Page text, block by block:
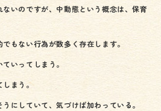
いのですが、中動態という概念は、保育
もない行為が数多く存在します。
いってしまう。
まう。
にしていて、気づけば加わっている。